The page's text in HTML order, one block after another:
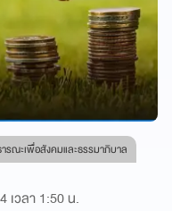
ณะเพื่อสังคมและธรรมาภิบาล
เวลา 1:50 น.